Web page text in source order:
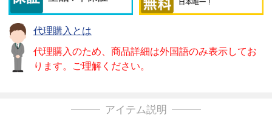
代理購入とは
代理購入のため、商品詳細は外国語のみ表示してお
ります。ご理解ください。
アイテム説明